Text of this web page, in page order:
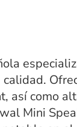
así como
Mini